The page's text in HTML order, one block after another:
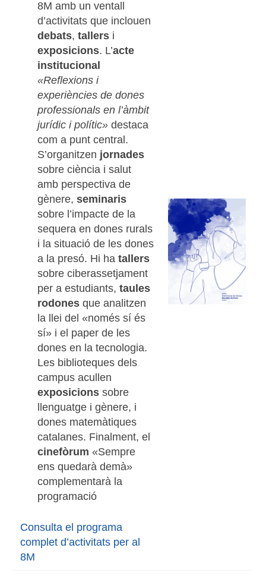
8M amb un ventall
d’activitats que inclouen
debats,tallers i
exposicions. L’acte
institucional
«Reflexions i
experiències de dones
professionals en l’àmbit
jurídic i polític» destaca
com a punt central.
S’organitzen jornades
sobre ciència i salut
amb perspectiva de
gènere,seminaris
sobre l’impacte de la
sequera en dones rurals
i la situació de les dones
a la presó. Hi hatallers
sobre ciberassetjament
per a estudiants,taules
rodones que analitzen
la llei del «només sí és
sí» i el paper de les
dones en la tecnologia.
Les biblioteques dels
campus acullen
exposicions sobre
llenguatge i gènere, i
dones matemàtiques
catalanes. Finalment, el
cinefòrum «Sempre
ens quedarà demà»
complementarà la
programació
Consulta el programa
complet d’activitats per al
8M